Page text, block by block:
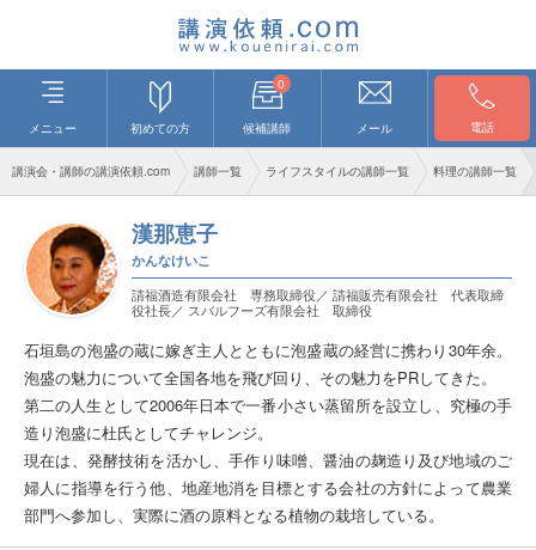
メニュー 初めての方
0
候補講師 メール 電話
講演会・講師の講演依頼.com 講師一覧 ライフスタイルの講師一覧 料理の講師一覧
漢那恵子
かんなけいこ
請福酒造有限会社 専務取締役／ 請福販売有限会社 代表取締
役社長／ スバルフーズ有限会社 取締役
石垣島の泡盛の蔵に嫁ぎ主人とともに泡盛蔵の経営に携わり30年余。
泡盛の魅力について全国各地を飛び回り、その魅力をPRしてきた。
第二の人生として2006年日本で一番小さい蒸留所を設立し、究極の手
造り泡盛に杜氏としてチャレンジ。
現在は、発酵技術を活かし、手作り味噌、醤油の麹造り及び地域のご
婦人に指導を行う他、地産地消を目標とする会社の方針によって農業
部門へ参加し、実際に酒の原料となる植物の栽培している。